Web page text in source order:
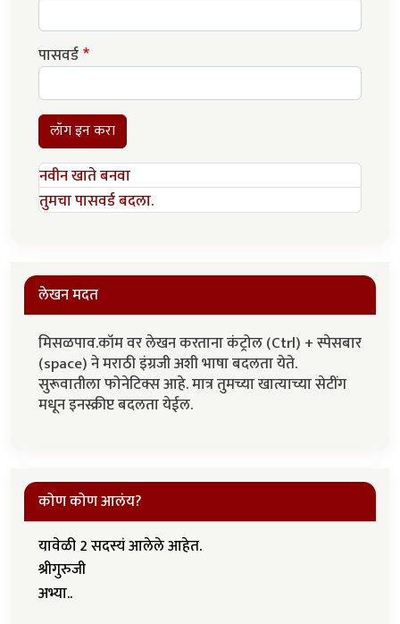
पासवर्ड
लॉग इन करा
नवीन खाते बनवा
तुमचा पासवर्ड बदला.
लेखन मदत
मिसळपाव.कॉम वर लेखन करताना कंट्रोल (Ctrl) + स्पेसबार
(space) ने मराठी इंग्रजी अशी भाषा बदलता येते.
सुरूवातीला फोनेटिक्स आहे. मात्र तुमच्या खात्याच्या सेटींग
मधून इनस्क्रीप्ट बदलता येईल.
कोण कोण आलंय?
यावेळी 2 सदस्यं आलेले आहेत.
श्रीगुरुजी
अभ्या..